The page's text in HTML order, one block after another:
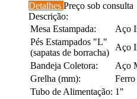
Detalhes Preço sob consulta
Descrição:
Mesa Estampada:
Aço
Pés Estampados "L"
(sapatas de borracha)
Aço
Bandeja Coletora:
Aço
Grelha (mm):
Tubo de Alimentação: 1"